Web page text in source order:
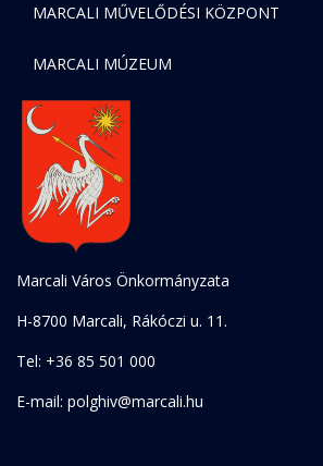
MARCALI MŰVELŐDÉSI KÖZPONT
MARCALI MÚZEUM
Marcali Város Önkormányzata
H-8700 Marcali, Rákóczi u. 11.
Tel: +36 85 501 000
E-mail: polghiv@marcali.hu